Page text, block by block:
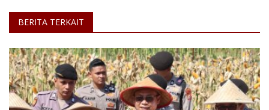
BERITA TERKAIT